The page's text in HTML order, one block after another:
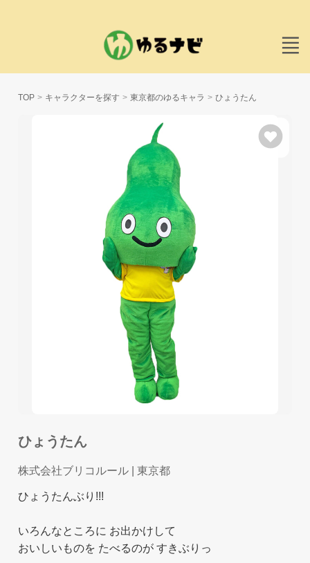
TOP キャラクターを探す 東京都のゆるキャラ ひょうたん
ひょうたん
株式会社ブリコルール | 東京都
ひょうたんぶり!!!
いろんなところに お出かけして
おいしいものを たべるのが すきぶりっ